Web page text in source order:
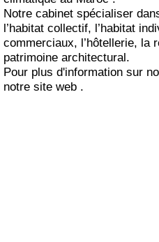
Notre cabinet spécialiser
l’habitat collectif, l’habitat
commerciaux, l’hôtellerie, la
patrimoine architectural.
Pour plus d'information sur
notre site web .